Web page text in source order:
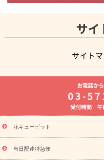
サイ
サイト
よく贈られる花
お祝い
8月の誕生花(トルコキキョウ)
お供え・お悔やみ
通夜・葬
ーブドフラワー
季節のイベ
特集
お盆 花（新盆・初盆）
盆・初盆）
お盆 花（新盆・
フト
お盆・お供え プリザー
お電話か
03-
受付時間 午
花キューピット
当日配達特急便